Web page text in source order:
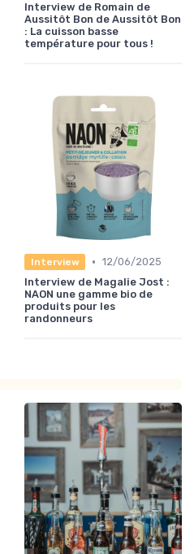
Interview de Romain de
Aussitôt Bon de Aussitôt Bon
: La cuisson basse
température pour tous !
Interview • 12/06/2025
Interview de Magalie Jost :
NAON une gamme bio de
produits pour les
randonneurs